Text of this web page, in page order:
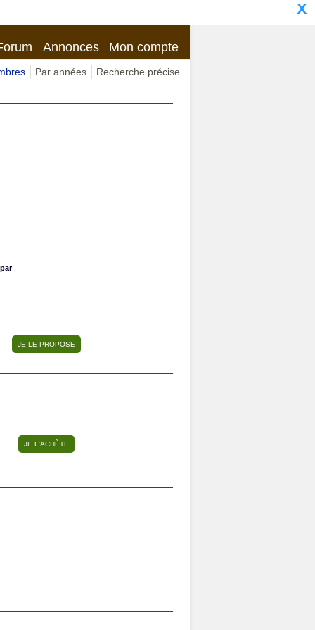
X
Annonces Mon compte
Par années Recherche précise